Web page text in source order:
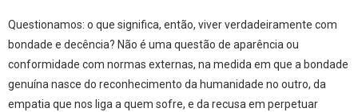
Questionamos: o que significa, então, viver verdadeiramente com
bondade e decência? Não é uma questão de aparência ou
conformidade com normas externas, na medida em que a bondade
genuína nasce do reconhecimento da humanidade no outro, da
empatia que nos liga a quem sofre, e da recusa em perpetuar